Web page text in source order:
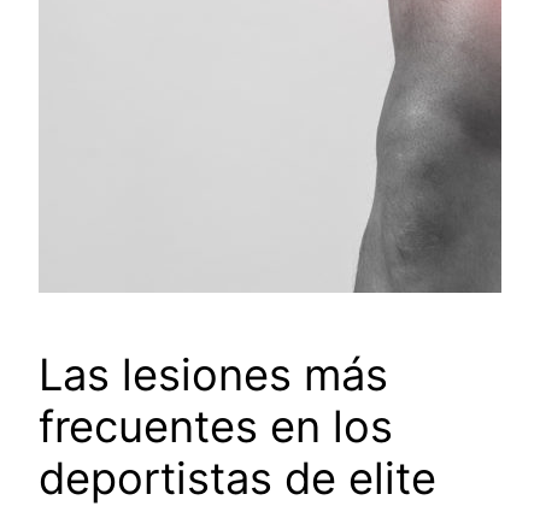
Las lesiones más
frecuentes en los
deportistas de elite